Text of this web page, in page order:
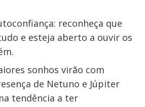
reconheça que
e esteja aberto a ouvir os
sonhos virão com
de Netuno e Júpiter
tendência a ter